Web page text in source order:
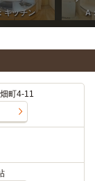
町4-11